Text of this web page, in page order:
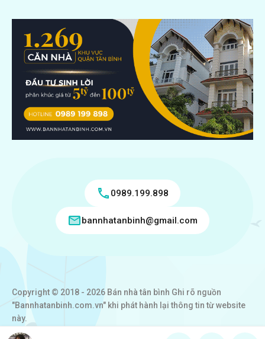
0989.199.898
bannhatanbinh@gmail.com
Copyright © 2018 - 2026 Bán nhà tân bình Ghi rõ nguồn
"Bannhatanbinh.com.vn" khi phát hành lại thông tin từ website
này.
VICTORY REAL